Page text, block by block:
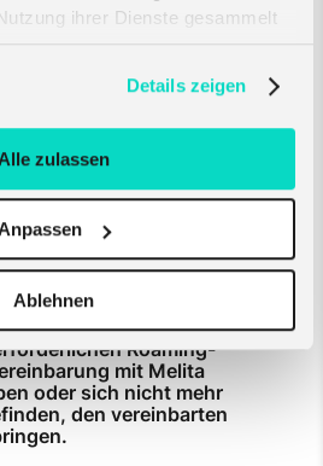
ihrer Dienste gesammelt
Details zeigen
Alle zulassen
Anpassen
Ablehnen
oder eine
des Kunden
wenn der Kunde
einer Gruppe von
Kunden abschließt
Kunde zahlungsunfähig
nicht in der Lage
Roaming-
mit Melita
oder sich nicht mehr
den vereinbarten